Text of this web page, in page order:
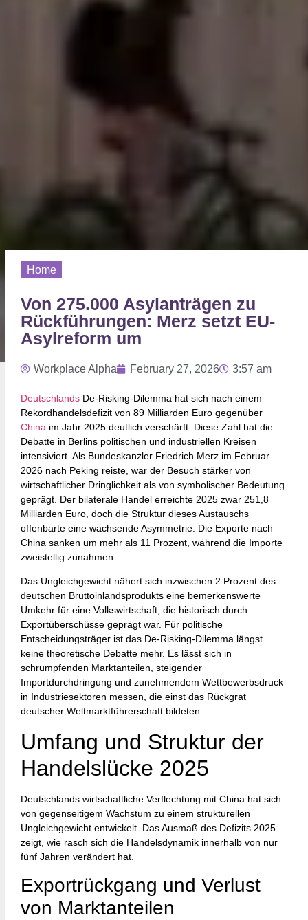
Home
Von 275.000 Asylanträgen zu
Rückführungen: Merz setzt EU-
Asylreform um
Workplace Alpha February 27, 2026 3:57 am
Deutschlands De-Risking-Dilemma hat sich nach einem
Rekordhandelsdefizit von 89 Milliarden Euro gegenüber
China im Jahr 2025 deutlich verschärft. Diese Zahl hat die
Debatte in Berlins politischen und industriellen Kreisen
intensiviert. Als Bundeskanzler Friedrich Merz im Februar
2026 nach Peking reiste, war der Besuch stärker von
wirtschaftlicher Dringlichkeit als von symbolischer Bedeutung
geprägt. Der bilaterale Handel erreichte 2025 zwar 251,8
Milliarden Euro, doch die Struktur dieses Austauschs
offenbarte eine wachsende Asymmetrie: Die Exporte nach
China sanken um mehr als 11 Prozent, während die Importe
zweistellig zunahmen.
Das Ungleichgewicht nähert sich inzwischen 2 Prozent des
deutschen Bruttoinlandsprodukts eine bemerkenswerte
Umkehr für eine Volkswirtschaft, die historisch durch
Exportüberschüsse geprägt war. Für politische
Entscheidungsträger ist das De-Risking-Dilemma längst
keine theoretische Debatte mehr. Es lässt sich in
schrumpfenden Marktanteilen, steigender
Importdurchdringung und zunehmendem Wettbewerbsdruck
in Industriesektoren messen, die einst das Rückgrat
deutscher Weltmarktführerschaft bildeten.
Umfang und Struktur der
Handelslücke 2025
Deutschlands wirtschaftliche Verflechtung mit China hat sich
von gegenseitigem Wachstum zu einem strukturellen
Ungleichgewicht entwickelt. Das Ausmaß des Defizits 2025
zeigt, wie rasch sich die Handelsdynamik innerhalb von nur
fünf Jahren verändert hat.
Exportrückgang und Verlust
von Marktanteilen